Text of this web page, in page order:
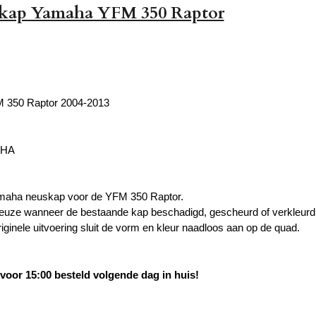
Yamaha YFM 350 Raptor
350 Raptor 2004-2013
neuskap voor de YFM 350 Raptor.
wanneer de bestaande kap beschadigd, gescheurd of
uitvoering sluit de vorm en kleur naadloos aan op de quad.
15:00 besteld volgende dag in huis!